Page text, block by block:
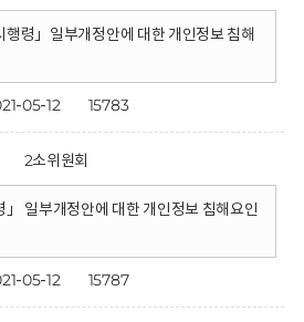
행령」일부개정안에 대한 개인정보 침해
05-12 15783
2소위원회
」 일부개정안에 대한 개인정보 침해요인
05-12 15787